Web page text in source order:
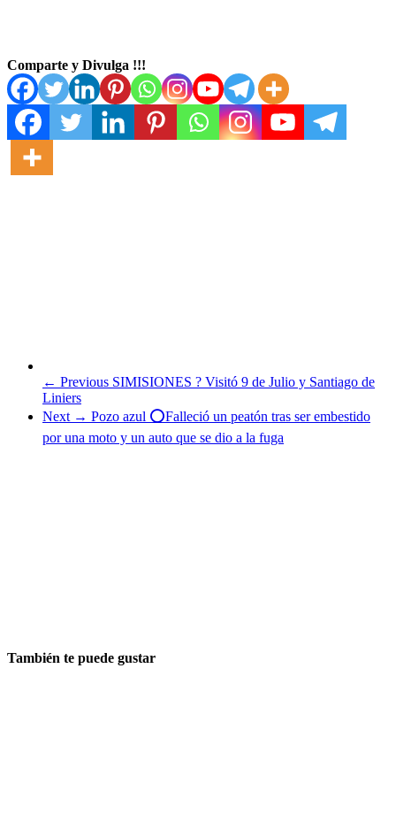
Comparte y Divulga !!!
← Previous SIMISIONES ? Visitó 9 de Julio y Santiago de
Liniers
Next → Pozo azul ⭕Falleció un peatón tras ser embestido
por una moto y un auto que se dio a la fuga
También te puede gustar